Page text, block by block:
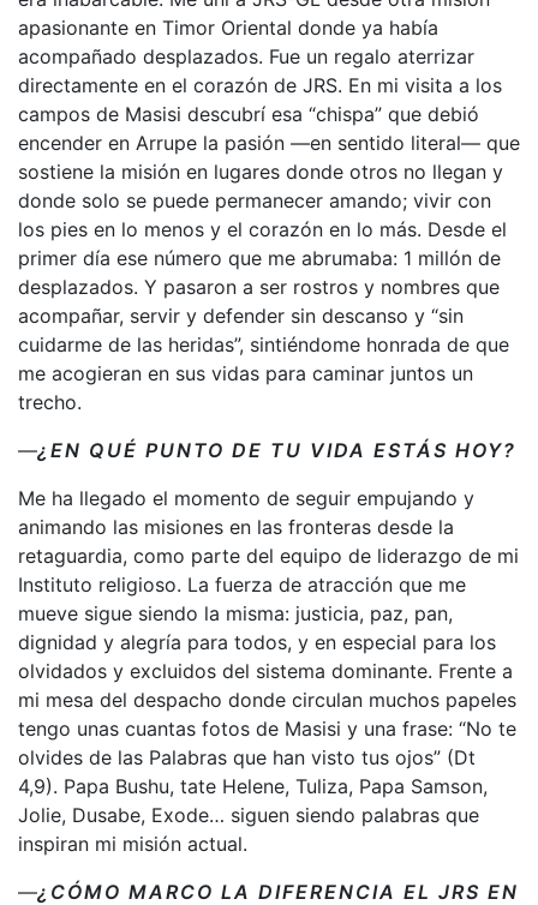
apasionante en Timor Oriental donde ya había
acompañado desplazados. Fue un regalo aterrizar
directamente en el corazón de JRS. En mi visita a los
campos de Masisi descubrí esa “chispa” que debió
encender en Arrupe la pasión —en sentido literal— que
sostiene la misión en lugares donde otros no llegan y
donde solo se puede permanecer amando; vivir con
los pies en lo menos y el corazón en lo más. Desde el
primer día ese número que me abrumaba: 1 millón de
desplazados. Y pasaron a ser rostros y nombres que
acompañar, servir y defender sin descanso y “sin
cuidarme de las heridas”, sintiéndome honrada de que
me acogieran en sus vidas para caminar juntos un
trecho.
—¿EN QUÉ PUNTO DE TU VIDA ESTÁS HOY?
Me ha llegado el momento de seguir empujando y
animando las misiones en las fronteras desde la
retaguardia, como parte del equipo de liderazgo de mi
Instituto religioso. La fuerza de atracción que me
mueve sigue siendo la misma: justicia, paz, pan,
dignidad y alegría para todos, y en especial para los
olvidados y excluidos del sistema dominante. Frente a
mi mesa del despacho donde circulan muchos papeles
tengo unas cuantas fotos de Masisi y una frase: “No te
olvides de las Palabras que han visto tus ojos” (Dt
4,9). Papa Bushu, tate Helene, Tuliza, Papa Samson,
Jolie, Dusabe, Exode… siguen siendo palabras que
inspiran mi misión actual.
—¿CÓMO MARCO LA DIFERENCIA EL JRS EN